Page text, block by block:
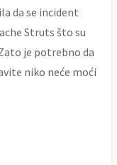
da se incident
Struts što su
je potrebno da
niko neće moći